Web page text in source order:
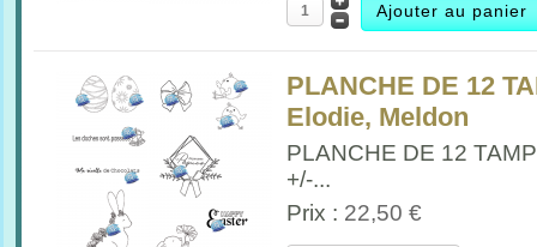
PLANCHE DE 12
Elodie, Meldon
PLANCHE DE 12
+/-...
Prix : 22,50 €